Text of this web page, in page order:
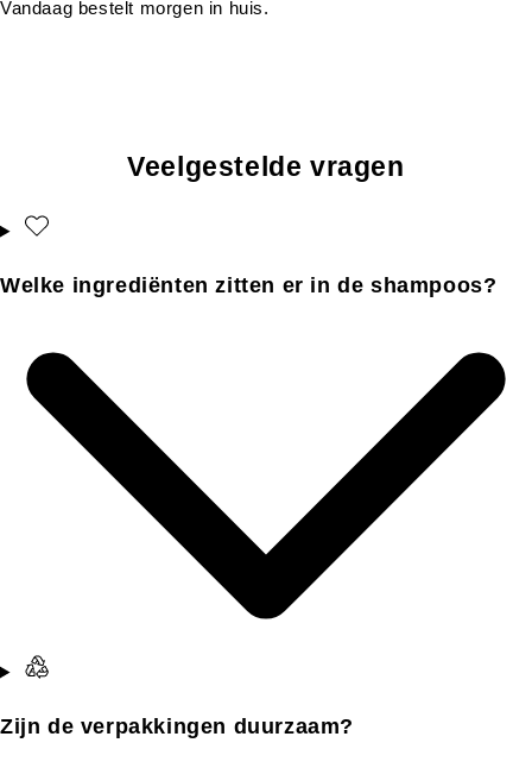
Veelgestelde vragen
Welke ingrediënten zitten er in de shampoos?
Zijn de verpakkingen duurzaam?